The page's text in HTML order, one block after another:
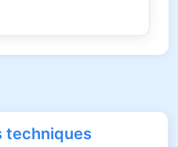
techniques